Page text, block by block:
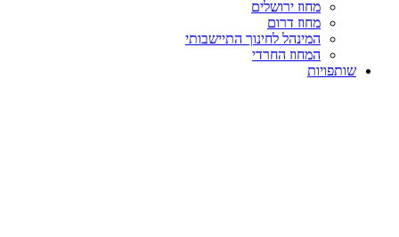
מחוז ירושלים
מחוז דרום
המינהל לחינוך התיישבותי
המחוז החרדי
שותפויות